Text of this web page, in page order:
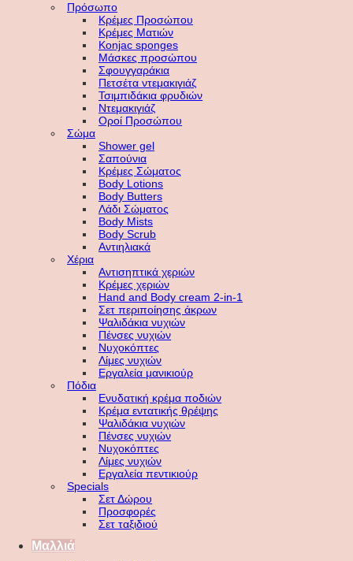
Πρόσωπο
Κρέμες Προσώπου
Κρέμες Ματιών
Konjac sponges
Μάσκες προσώπου
Σφουγγαράκια
Πετσέτα ντεμακιγιάζ
Τσιμπιδάκια φρυδιών
Ντεμακιγιάζ
Οροί Προσώπου
Σώμα
Shower gel
Σαπούνια
Κρέμες Σώματος
Body Lotions
Body Butters
Λάδι Σώματος
Body Mists
Body Scrub
Αντιηλιακά
Χέρια
Αντισηπτικά χεριών
Κρέμες χεριών
Hand and Body cream 2-in-1
Σετ περιποίησης άκρων
Ψαλιδάκια νυχιών
Πένσες νυχιών
Νυχοκόπτες
Λίμες νυχιών
Εργαλεία μανικιούρ
Πόδια
Ενυδατική κρέμα ποδιών
Κρέμα εντατικής θρέψης
Ψαλιδάκια νυχιών
Πένσες νυχιών
Νυχοκόπτες
Λίμες νυχιών
Εργαλεία πεντικιούρ
Specials
Σετ Δώρου
Προσφορές
Σετ ταξιδιού
Μαλλιά